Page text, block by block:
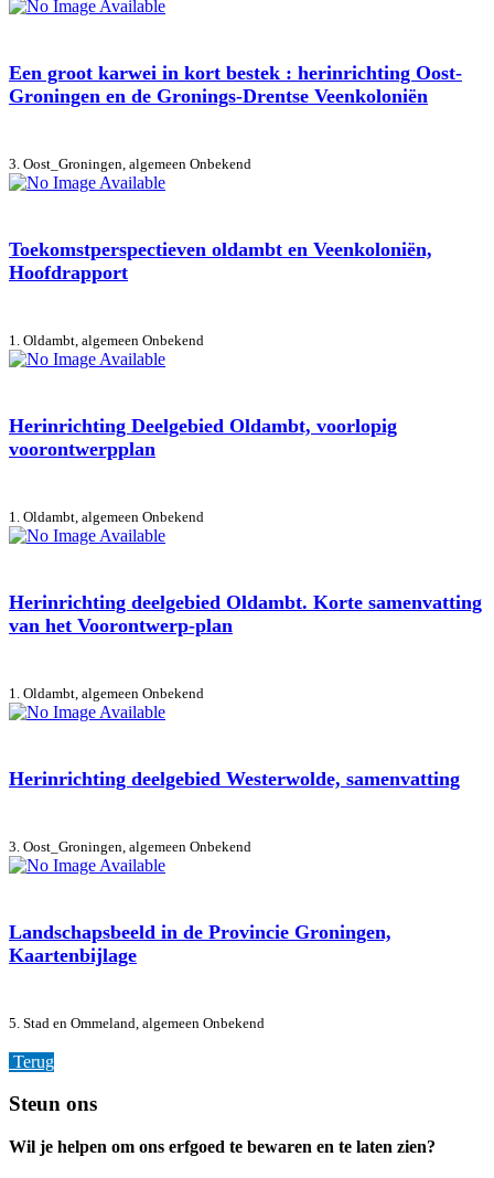
Een groot karwei in kort bestek : herinrichting Oost-
Groningen en de Gronings-Drentse Veenkoloniën
3. Oost_Groningen, algemeen Onbekend
Toekomstperspectieven oldambt en Veenkoloniën,
Hoofdrapport
1. Oldambt, algemeen Onbekend
Herinrichting Deelgebied Oldambt, voorlopig
voorontwerpplan
1. Oldambt, algemeen Onbekend
Herinrichting deelgebied Oldambt. Korte samenvatting
van het Voorontwerp-plan
1. Oldambt, algemeen Onbekend
Herinrichting deelgebied Westerwolde, samenvatting
3. Oost_Groningen, algemeen Onbekend
Landschapsbeeld in de Provincie Groningen,
Kaartenbijlage
5. Stad en Ommeland, algemeen Onbekend
Terug
Footer
Steun ons
Wil je helpen om ons erfgoed te bewaren en te laten zien?